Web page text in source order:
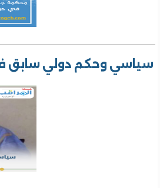
سياسي وحكم دولي سابق